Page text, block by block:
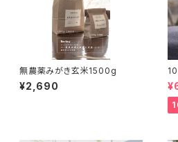
無農薬みがき玄米1500g
¥2,690
「